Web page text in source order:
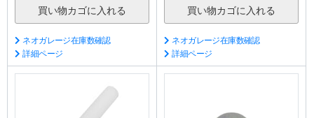
ネオガレージ在庫数確認
詳細ページ
ネオガレージ在庫数確認
詳細ページ